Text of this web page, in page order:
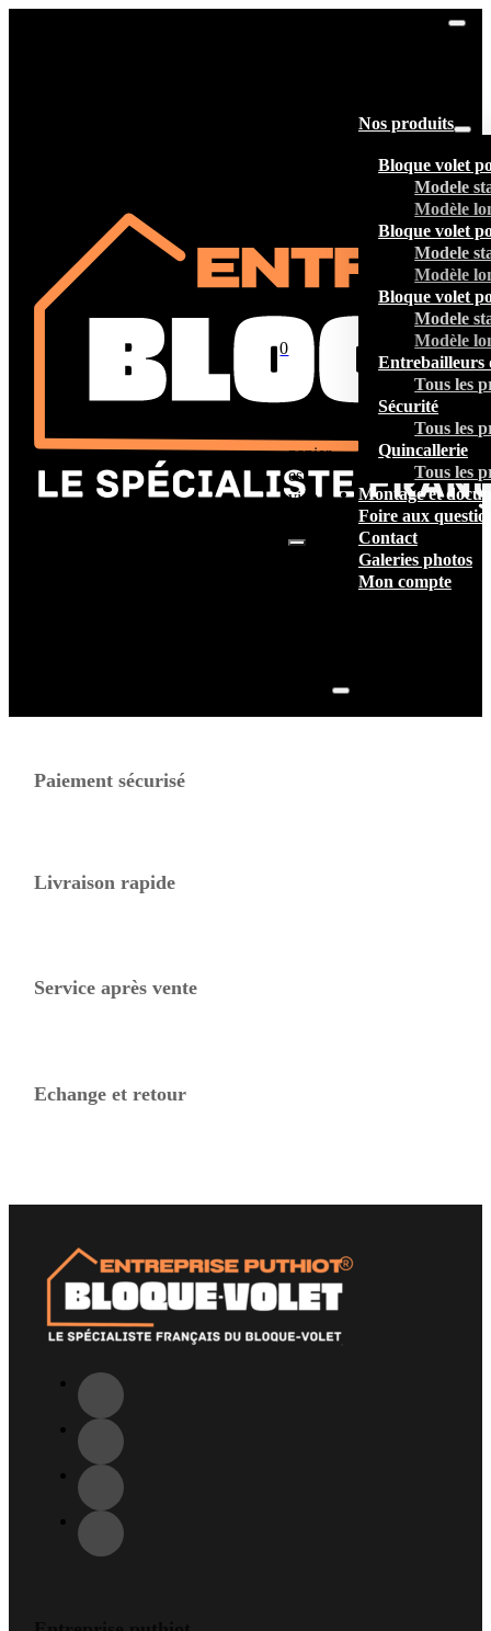
Nos produits
Bloque volet
Modele
Modèle
Bloque volet
Modele
Modèle
Bloque volet
Modele
Modèle
Entrebailleurs
Tous les
Sécurité
Tous les
Quincallerie
Tous les
Montage et
Foire aux
Contact
Galeries photos
Mon compte
0
panier
est
vide.
Paiement sécurisé
Livraison rapide
Service après vente
Echange et retour